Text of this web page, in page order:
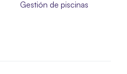
Gestión de piscinas